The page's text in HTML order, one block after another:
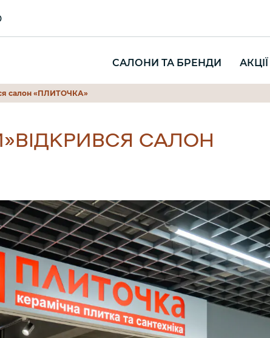
САЛОНИ ТА БРЕНДИ АКЦІЇ
салон «ПЛИТОЧКА»
САЛОН